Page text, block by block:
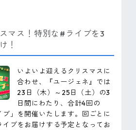
マス！特別な#ライブを3
！
いよいよ迎えるクリスマスに
合わせ、『ユージェネ』では
23日（木）～25日（土）の3
日間にわたり、合計4回の
ブ」を開催いたします。回ごとに
ブをお届けする予定となってお